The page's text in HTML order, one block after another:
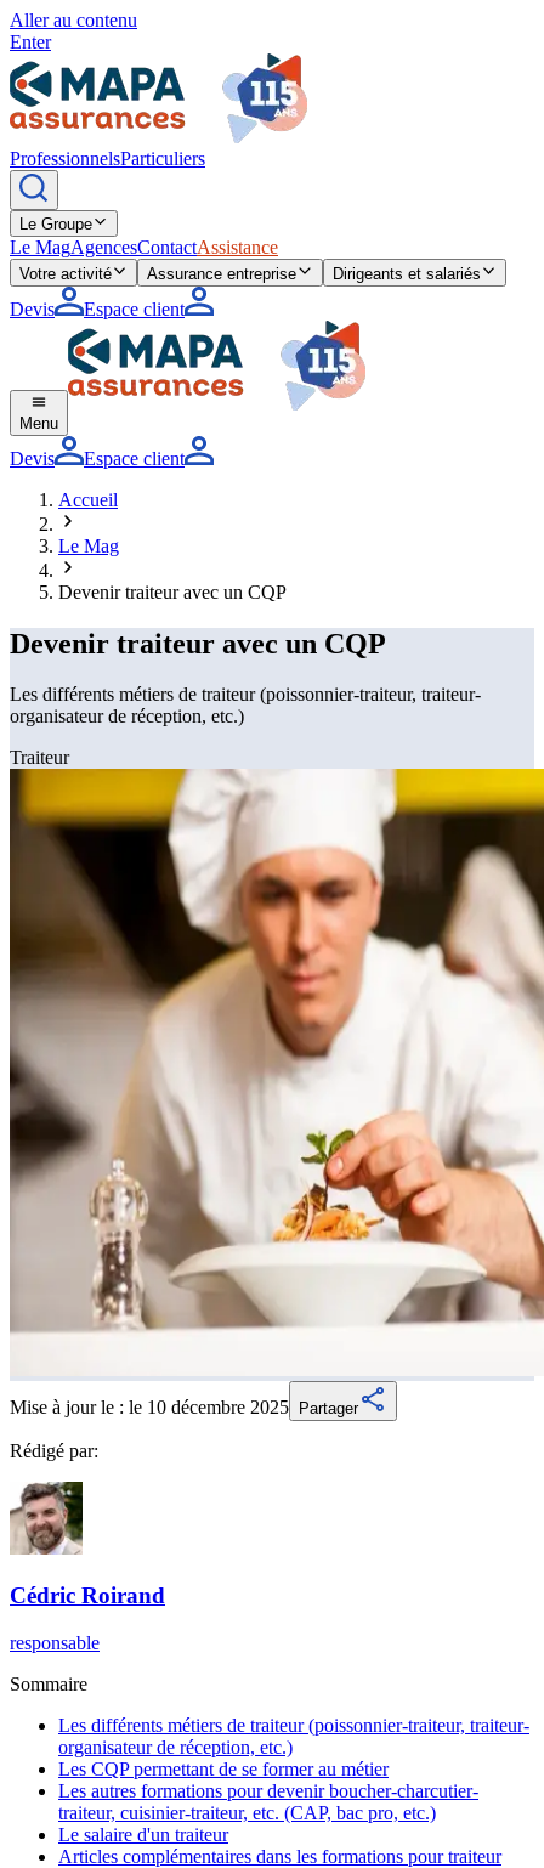
Aller au contenu
Enter
ProfessionnelsParticuliers
Le Groupe
Le MagAgencesContactAssistance
Votre activité Assurance entreprise Dirigeants et salariés
Devis Espace client
Menu
Devis
Espace client
Accueil
Le Mag
Devenir traiteur avec un CQP
Devenir traiteur avec un CQP
Les différents métiers de traiteur (poissonnier-traiteur, traiteur-
organisateur de réception, etc.)
Traiteur
Mise à jour le : le 10 décembre 2025 Partager
Rédigé par:
Cédric Roirand
responsable
Sommaire
Les différents métiers de traiteur (poissonnier-traiteur, traiteur-
organisateur de réception, etc.)
Les CQP permettant de se former au métier
Les autres formations pour devenir boucher-charcutier-
traiteur, cuisinier-traiteur, etc. (CAP, bac pro, etc.)
Le salaire d'un traiteur
Articles complémentaires dans les formations pour traiteur